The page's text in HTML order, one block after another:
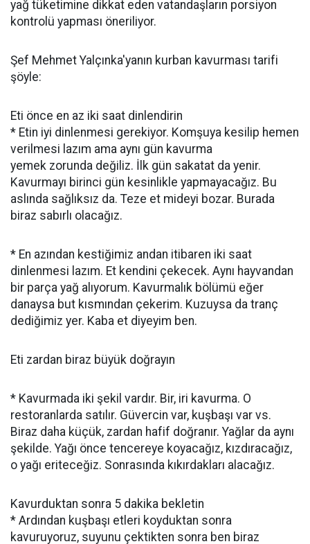
yağ tüketimine dikkat eden vatandaşların porsiyon
kontrolü yapması öneriliyor.
Şef Mehmet Yalçınka'yanın kurban kavurması tarifi
şöyle:
Eti önce en az iki saat dinlendirin
* Etin iyi dinlenmesi gerekiyor. Komşuya kesilip hemen
verilmesi lazım ama aynı gün kavurma
yemek zorunda değiliz. İlk gün sakatat da yenir.
Kavurmayı birinci gün kesinlikle yapmayacağız. Bu
aslında sağlıksız da. Teze et mideyi bozar. Burada
biraz sabırlı olacağız.
* En azından kestiğimiz andan itibaren iki saat
dinlenmesi lazım. Et kendini çekecek. Aynı hayvandan
bir parça yağ alıyorum. Kavurmalık bölümü eğer
danaysa but kısmından çekerim. Kuzuysa da tranç
dediğimiz yer. Kaba et diyeyim ben.
Eti zardan biraz büyük doğrayın
* Kavurmada iki şekil vardır. Bir, iri kavurma. O
restoranlarda satılır. Güvercin var, kuşbaşı var vs.
Biraz daha küçük, zardan hafif doğranır. Yağlar da aynı
şekilde. Yağı önce tencereye koyacağız, kızdıracağız,
o yağı eriteceğiz. Sonrasında kıkırdakları alacağız.
Kavurduktan sonra 5 dakika bekletin
* Ardından kuşbaşı etleri koyduktan sonra
kavuruyoruz, suyunu çektikten sonra ben biraz